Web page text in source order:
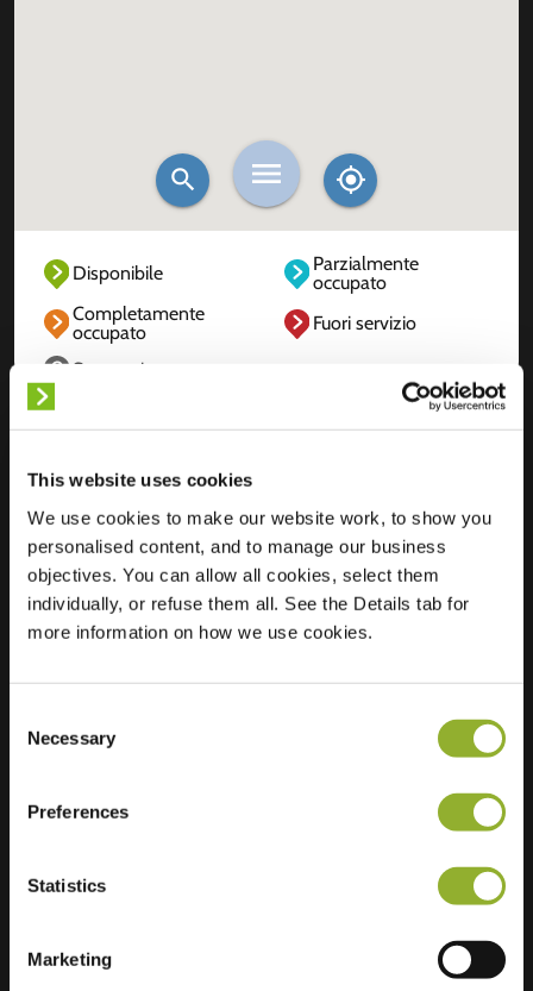
This website uses cookies
We use cookies to make our website work, to show you
personalised content, and to manage our business
objectives. You can allow all cookies, select them
individually, or refuse them all. See the Details tab for
more information on how we use cookies.
Selection
Necessary
Preferences
Statistics
Marketing
Disponibile
Parzialmente
occupato
Completamente
occupato
Fuori servizio
Sconosciuto
Posizione
Roemerstr. 18A
59075 Hamm
Germania
Ultra-Fast
2 of 2 available